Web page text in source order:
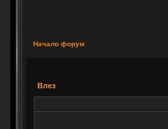
Начало форум
Влез